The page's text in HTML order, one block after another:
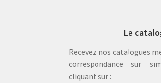
Le
Recevez nos catalogues
correspondance sur
cliquant sur :